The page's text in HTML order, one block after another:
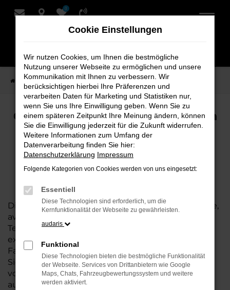
Zum
0
Startseite Marken CUPRA
CUPRA kaufen bei Schmidt + Koch
Die Marke CUPRA steht für sportliche Performance,
avantgardistisches Design und modernste
Technologie. Bei Schmidt + Koch finden Sie eine
exklusive Auswahl an CUPRA Modellen, die Ihr
Fahrerlebnis auf ein neues Level heben. Tauchen
Sie ein in die Welt von CUPRA und lassen Sie sich
von unserer Leidenschaft für diese
außergewöhnliche Marke anstecken.
Cookie Einstellungen
Wir nutzen Cookies, um Ihnen die bestmögliche
Nutzung unserer Webseite zu ermöglichen und unsere
Kommunikation mit Ihnen zu verbessern. Wir
berücksichtigen hierbei Ihre Präferenzen und
verarbeiten Daten für Marketing und Statistiken nur,
wenn Sie uns Ihre Einwilligung geben. Wenn Sie zu
einem späteren Zeitpunkt Ihre Meinung ändern, können
Sie die Einwilligung jederzeit für die Zukunft widerrufen.
Weitere Informationen zum Umfang der
Datenverarbeitung finden Sie hier:
Datenschutzerklärung Impressum
Folgende Kategorien von Cookies werden von uns eingesetzt:
Essentiell
Diese Technologien sind erforderlich, um die
Kernfunktionalität der Webseite zu gewährleisten.
audaris
Funktional
Diese Technologien bieten die bestmögliche Funktionalität
der Webseite. Services von Drittanbietern wie Google
Maps, Chats, Fahrzeugbewertungssystem und weitere
werden aktiviert.